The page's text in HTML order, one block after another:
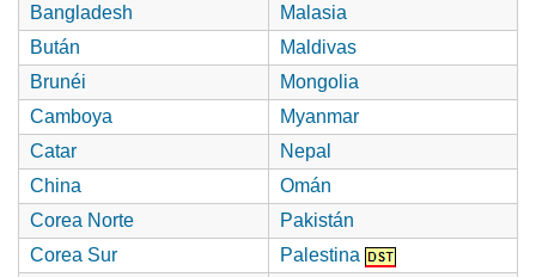
Bangladesh
Malasia
Bután
Maldivas
Brunéi
Mongolia
Camboya
Myanmar
Catar
Nepal
China
Omán
Corea Norte
Pakistán
Corea Sur
Palestina